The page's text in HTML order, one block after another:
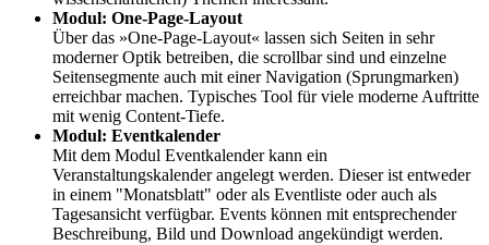
Modul: One-Page-Layout
Über das »One-Page-Layout« lassen sich Seiten in sehr
moderner Optik betreiben, die scrollbar sind und einzelne
Seitensegmente auch mit einer Navigation (Sprungmarken)
erreichbar machen. Typisches Tool für viele moderne Auftritte
mit wenig Content-Tiefe.
Modul: Eventkalender
Mit dem Modul Eventkalender kann ein
Veranstaltungskalender angelegt werden. Dieser ist entweder
in einem "Monatsblatt" oder als Eventliste oder auch als
Tagesansicht verfügbar. Events können mit entsprechender
Beschreibung, Bild und Download angekündigt werden.